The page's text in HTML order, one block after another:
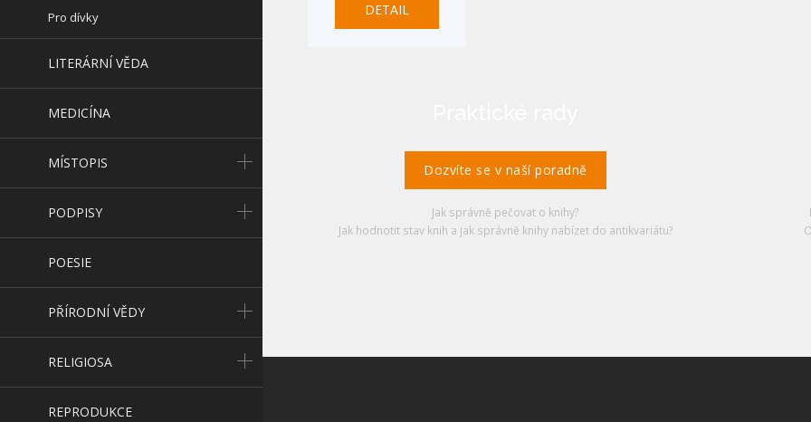
Pro dívky
LITERÁRNÍ VĚDA
MEDICÍNA
MÍSTOPIS
PODPISY
POESIE
PŘÍRODNÍ VĚDY
RELIGIOSA
REPRODUKCE
DETAIL
Dozvíte se v naší poradně
Jak správně pečovat o knihy?
Jak hodnotit stav knih a jak správně knihy nabízet do antikvariátu?